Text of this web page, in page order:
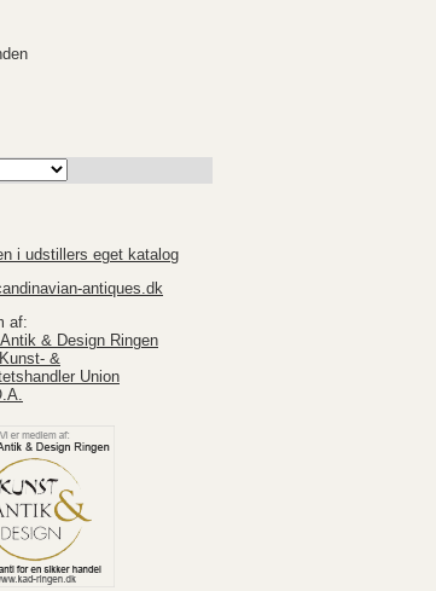
i udstillers eget katalog
antiques.dk
af:
& Design Ringen
&
Union